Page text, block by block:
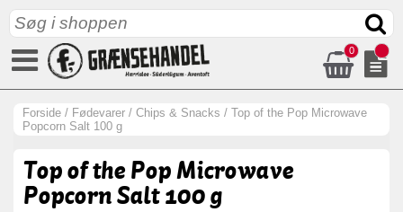
0
Forside / Fødevarer / Chips & Snacks / Top of the Pop Microwave
Popcorn Salt 100 g
Top of the Pop Microwave
Popcorn Salt 100 g